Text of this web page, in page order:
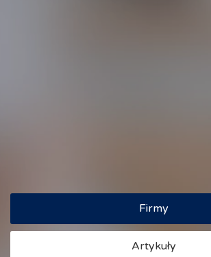
Firmy
Artykuły